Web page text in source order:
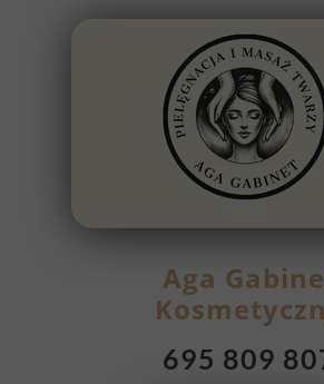
Aga
695 809